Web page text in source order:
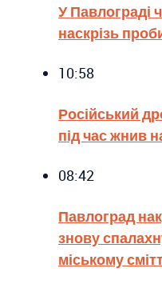
У Павлограді
наскрізь
10:58
Російський
під час жнив
08:42
Павлоград
знову
міському